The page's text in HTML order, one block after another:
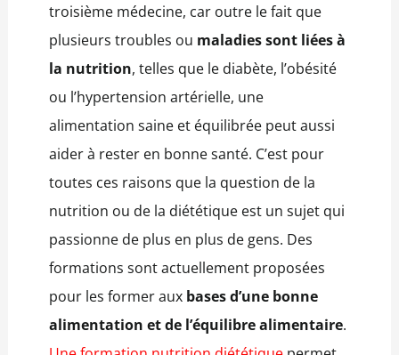
troisième médecine, car outre le fait que
plusieurs troubles ou maladies sont liées à
la nutrition, telles que le diabète, l’obésité
ou l’hypertension artérielle, une
alimentation saine et équilibrée peut aussi
aider à rester en bonne santé. C’est pour
toutes ces raisons que la question de la
nutrition ou de la diététique est un sujet qui
passionne de plus en plus de gens. Des
formations sont actuellement proposées
pour les former aux bases d’une bonne
alimentation et de l’équilibre alimentaire.